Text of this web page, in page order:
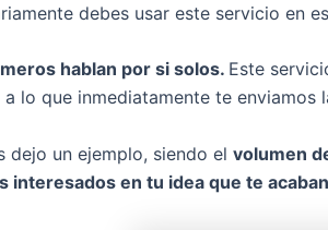
debes usar este servicio en
hablan por si solos. Este
a lo que inmediatamente te
dejo un ejemplo, siendo el volumen
interesados en tu idea que te